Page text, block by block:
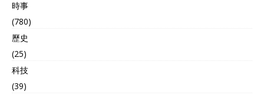
時事
(780)
歷史
(25)
科技
(39)